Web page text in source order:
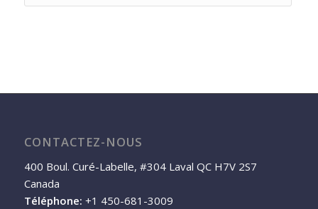
CONTACTEZ-NOUS
400 Boul. Curé-Labelle, #304 Laval QC H7V 2S7
Canada
Téléphone: +1 450-681-3009